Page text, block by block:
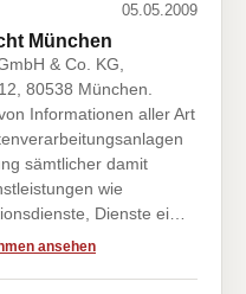
05.05.2009
München
& Co. KG,
80538 München.
Informationen aller Art
sämtlicher damit
wie
Dienste ei…
ansehen